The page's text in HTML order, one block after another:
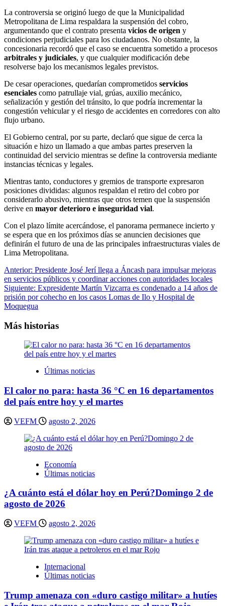
La controversia se originó luego de que la Municipalidad
Metropolitana de Lima respaldara la suspensión del cobro,
argumentando que el contrato presenta vicios de origen y
condiciones perjudiciales para los ciudadanos. No obstante, la
concesionaria recordó que el caso se encuentra sometido a procesos
arbitrales y judiciales, y que cualquier modificación debe
resolverse bajo los mecanismos legales previstos.
De cesar operaciones, quedarían comprometidos servicios
esenciales como patrullaje vial, grúas, auxilio mecánico,
señalización y gestión del tránsito, lo que podría incrementar la
congestión vehicular y el riesgo de accidentes en corredores con alto
flujo urbano.
El Gobierno central, por su parte, declaró que sigue de cerca la
situación e hizo un llamado a que ambas partes preserven la
continuidad del servicio mientras se define la controversia mediante
instancias técnicas y legales.
Mientras tanto, conductores y gremios de transporte expresaron
posiciones divididas: algunos respaldan el retiro del cobro por
considerarlo abusivo, mientras que otros temen que la suspensión
derive en mayor deterioro e inseguridad vial.
Con el plazo límite acercándose, el panorama permanece incierto y
se espera que en los próximos días se anuncien decisiones que
definirán el futuro de una de las principales infraestructuras viales de
Lima Metropolitana.
Navegación
de
entradas
Anterior: Presidente José Jerí llega a Áncash para impulsar mejoras
en servicios públicos y coordinar acciones con autoridades locales
Siguiente: Expresidente Martín Vizcarra es condenado a 14 años de
prisión por cohecho en los casos Lomas de Ilo y Hospital de
Moquegua
Más historias
Últimas noticias
El calor no para: hasta 36 °C en 16 departamentos
del país entre hoy y el martes
VEFM agosto 2, 2026
Economía
Últimas noticias
¿A cuánto está el dólar hoy en Perú?Domingo 2 de
agosto de 2026
VEFM agosto 2, 2026
Internacional
Últimas noticias
Trump amenaza con «duro castigo militar» a hutíes